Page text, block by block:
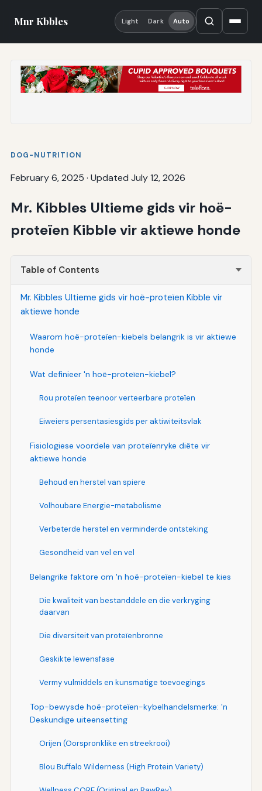
Mnr Kbbles Light Dark Auto
DOG-NUTRITION
February 6, 2025 · Updated July 12, 2026
Mr. Kibbles Ultieme gids vir hoë-
proteïen Kibble vir aktiewe honde
Table of Contents
Mr. Kibbles Ultieme gids vir hoë-proteïen Kibble vir
aktiewe honde
Waarom hoë-proteïen-kiebels belangrik is vir aktiewe
honde
Wat definieer 'n hoë-proteïen-kiebel?
Rou proteïen teenoor verteerbare proteïen
Eiweiers persentasiesgids per aktiwiteitsvlak
Fisiologiese voordele van proteïenryke diëte vir
aktiewe honde
Behoud en herstel van spiere
Volhoubare Energie-metabolisme
Verbeterde herstel en verminderde ontsteking
Gesondheid van vel en vel
Belangrike faktore om 'n hoë-proteïen-kiebel te kies
Die kwaliteit van bestanddele en die verkryging
daarvan
Die diversiteit van proteïenbronne
Geskikte lewensfase
Vermy vulmiddels en kunsmatige toevoegings
Top-bewysde hoë-proteïen-kybelhandelsmerke: 'n
Deskundige uiteensetting
Orijen (Oorspronklike en streekrooi)
Blou Buffalo Wilderness (High Protein Variety)